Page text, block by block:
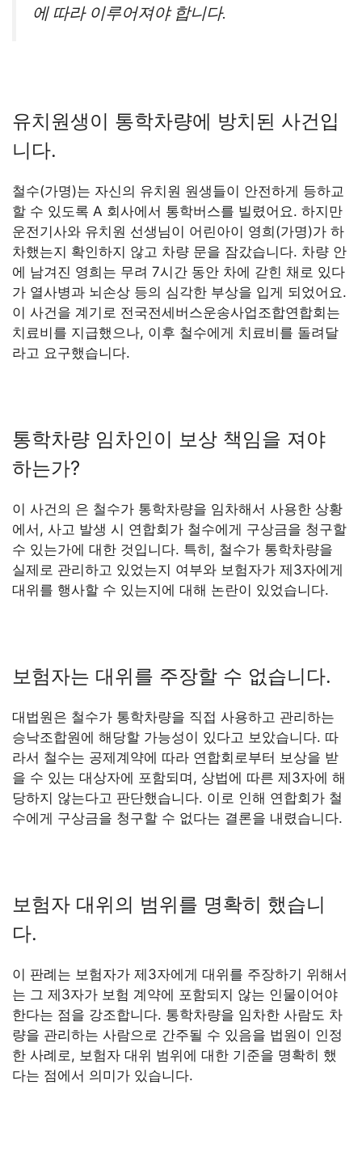
에 따라 이루어져야 합니다.
유치원생이 통학차량에 방치된 사건입
니다.
철수(가명)는 자신의 유치원 원생들이 안전하게 등하교
할 수 있도록 A 회사에서 통학버스를 빌렸어요. 하지만
운전기사와 유치원 선생님이 어린아이 영희(가명)가 하
차했는지 확인하지 않고 차량 문을 잠갔습니다. 차량 안
에 남겨진 영희는 무려 7시간 동안 차에 갇힌 채로 있다
가 열사병과 뇌손상 등의 심각한 부상을 입게 되었어요.
이 사건을 계기로 전국전세버스운송사업조합연합회는
치료비를 지급했으나, 이후 철수에게 치료비를 돌려달
라고 요구했습니다.
통학차량 임차인이 보상 책임을 져야
하는가?
이 사건의 은 철수가 통학차량을 임차해서 사용한 상황
에서, 사고 발생 시 연합회가 철수에게 구상금을 청구할
수 있는가에 대한 것입니다. 특히, 철수가 통학차량을
실제로 관리하고 있었는지 여부와 보험자가 제3자에게
대위를 행사할 수 있는지에 대해 논란이 있었습니다.
보험자는 대위를 주장할 수 없습니다.
대법원은 철수가 통학차량을 직접 사용하고 관리하는
승낙조합원에 해당할 가능성이 있다고 보았습니다. 따
라서 철수는 공제계약에 따라 연합회로부터 보상을 받
을 수 있는 대상자에 포함되며, 상법에 따른 제3자에 해
당하지 않는다고 판단했습니다. 이로 인해 연합회가 철
수에게 구상금을 청구할 수 없다는 결론을 내렸습니다.
보험자 대위의 범위를 명확히 했습니
다.
이 판례는 보험자가 제3자에게 대위를 주장하기 위해서
는 그 제3자가 보험 계약에 포함되지 않는 인물이어야
한다는 점을 강조합니다. 통학차량을 임차한 사람도 차
량을 관리하는 사람으로 간주될 수 있음을 법원이 인정
한 사례로, 보험자 대위 범위에 대한 기준을 명확히 했
다는 점에서 의미가 있습니다.